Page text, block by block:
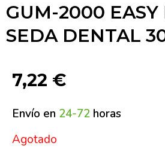
GUM-2000 EASY
SEDA DENTAL
7,22 €
Envío en 24-72 horas
Agotado